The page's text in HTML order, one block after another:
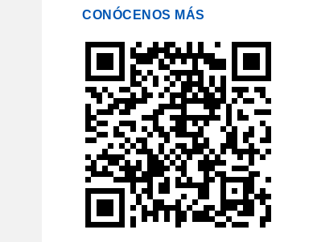
CONÓCENOS MÁS